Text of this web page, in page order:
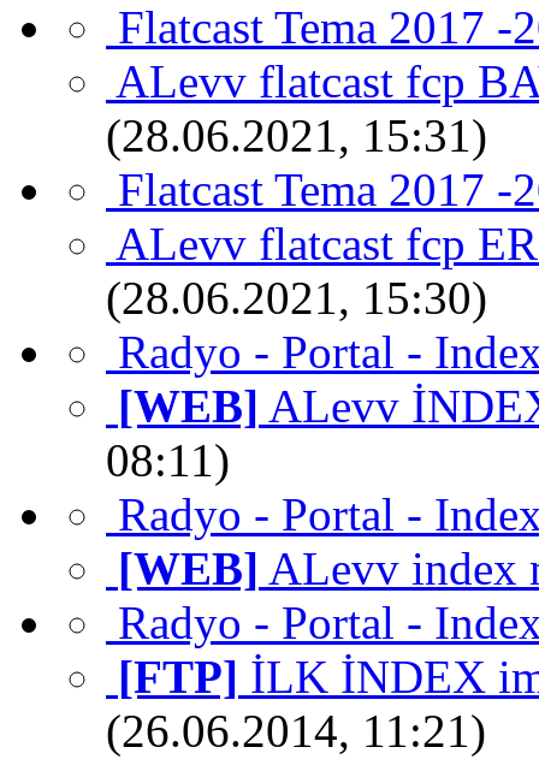
Flatcast Tema 2017 -
ALevv flatcast fcp
(28.06.2021, 15:31)
Flatcast Tema 2017 -
ALevv flatcast fcp
(28.06.2021, 15:30)
Radyo - Portal -
[WEB] ALevv
08:11)
Radyo - Portal -
[WEB] ALevv index
Radyo - Portal -
[FTP] İLK İNDEX
(26.06.2014, 11:21)